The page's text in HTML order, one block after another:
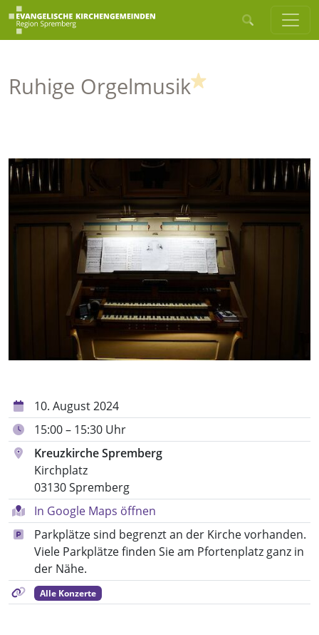
Ruhige Orgelmusik
10. August 2024
15:00 – 15:30 Uhr
Kreuzkirche Spremberg
Kirchplatz
03130 Spremberg
In Google Maps öffnen
Parkplätze sind begrenzt an der Kirche vorhanden.
Viele Parkplätze finden Sie am Pfortenplatz ganz in
der Nähe.
Alle Konzerte